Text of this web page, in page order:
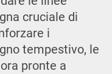
cruciale di
i
tempestivo, le
pronte a